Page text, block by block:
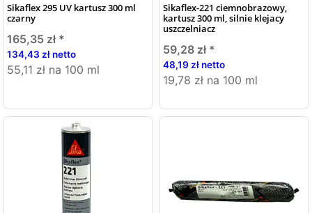
Sikaflex 295 UV kartusz 300 ml
czarny
165,35 zł *
134,43 zł netto
55,11 zł na 100 ml
Sikaflex-221 ciemnobrazowy,
kartusz 300 ml, silnie klejacy
uszczelniacz
59,28 zł *
48,19 zł netto
19,78 zł na 100 ml